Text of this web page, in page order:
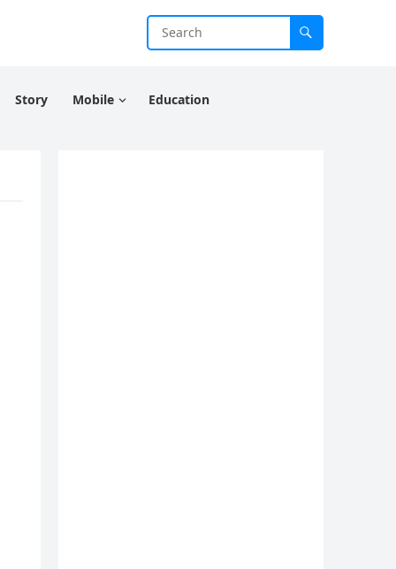
Story Mobile Education